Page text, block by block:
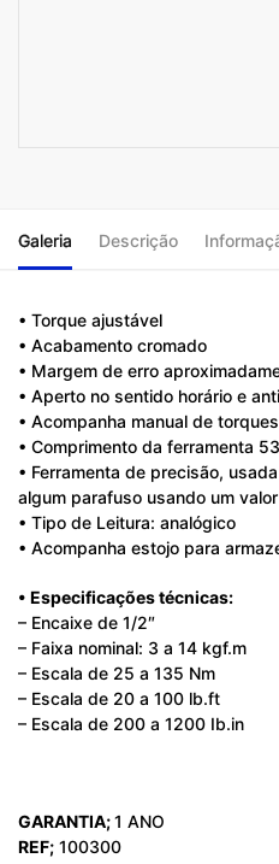
Galeria Descrição
• Torque ajustável
• Acabamento cromado
• Margem de erro
• Aperto no sentido horário e
• Acompanha manual de
• Comprimento da ferramenta
• Ferramenta de precisão,
algum parafuso usando um
• Tipo de Leitura: analógico
• Acompanha estojo para
• Especificações técnicas:
– Encaixe de 1/2″
– Faixa nominal: 3 a 14 kgf.m
– Escala de 25 a 135 Nm
– Escala de 20 a 100 lb.ft
– Escala de 200 a 1200 Ib.in
GARANTIA;1 ANO
REF; 100300